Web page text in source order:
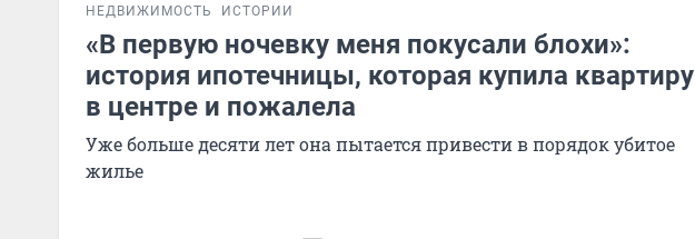
НЕДВИЖИМОСТЬ ИСТОРИИ
«В первую ночевку меня покусали блохи»:
история ипотечницы, которая купила квартиру
в центре и пожалела
Уже больше десяти лет она пытается привести в порядок убитое
жилье